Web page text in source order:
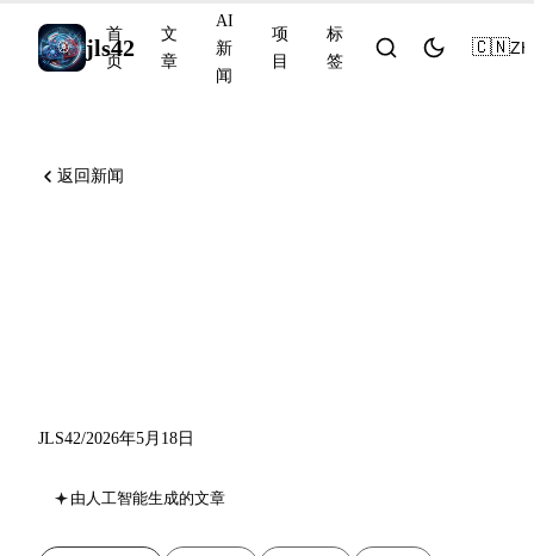
jls42
首
页
文
章
AI
新
闻
项
目
标
签
🇨🇳ZH
返回新闻
JLS42/2026年5月18日
由人工智能生成的文章